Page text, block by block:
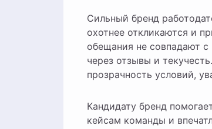
Сильный бренд
охотнее откликаются и
обещания не совпадают с
через отзывы и
прозрачность условий,
Кандидату бренд
кейсам команды и